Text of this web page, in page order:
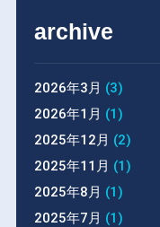
archive
2026年3月 (3)
2026年1月 (1)
2025年12月 (2)
2025年11月 (1)
2025年8月 (1)
2025年7月 (1)